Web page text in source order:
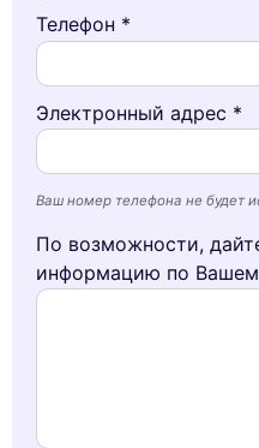
Телефон *
Электронный адрес *
Ваш номер телефона не будет
По возможности,
информацию по